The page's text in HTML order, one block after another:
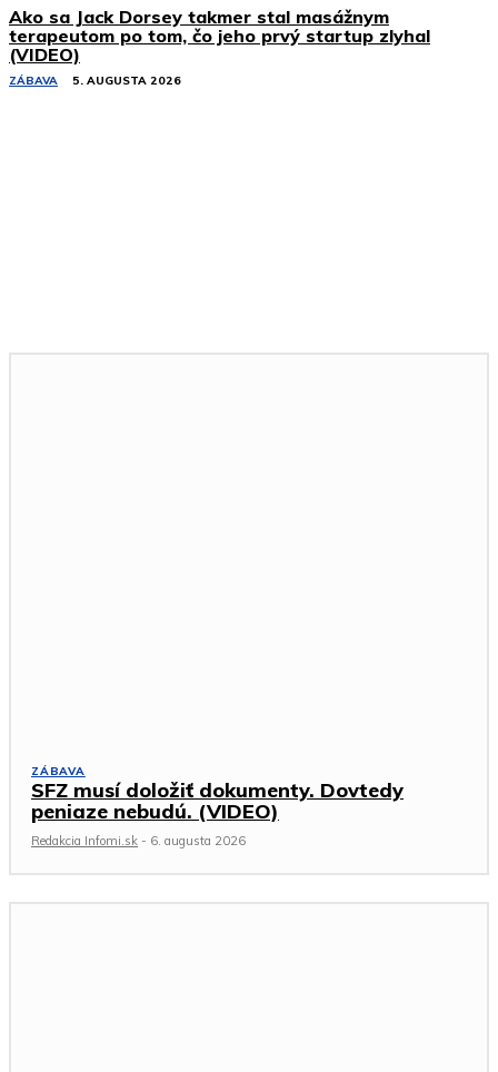
Ako sa Jack Dorsey takmer stal masážnym
terapeutom po tom, čo jeho prvý startup zlyhal
(VIDEO)
ZÁBAVA 5. AUGUSTA 2026
ZÁBAVA
SFZ musí doložiť dokumenty. Dovtedy
peniaze nebudú. (VIDEO)
Redakcia Infomi.sk - 6. augusta 2026